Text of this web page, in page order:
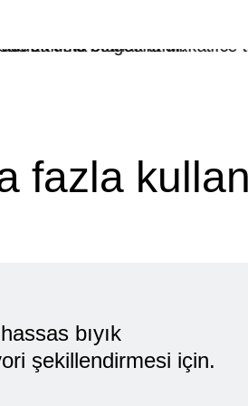
kolay tıraş için.
fazla
bıyık
şekillendirmesi için.